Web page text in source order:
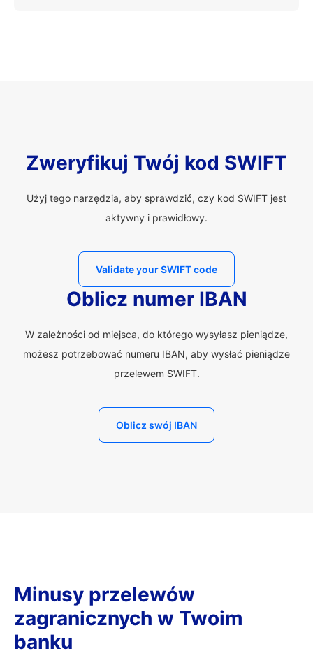
Zweryfikuj Twój kod SWIFT
Użyj tego narzędzia, aby sprawdzić, czy kod SWIFT jest
aktywny i prawidłowy.
Validate your SWIFT code
Oblicz numer IBAN
W zależności od miejsca, do którego wysyłasz pieniądze,
możesz potrzebować numeru IBAN, aby wysłać pieniądze
przelewem SWIFT.
Oblicz swój IBAN
Minusy przelewów
zagranicznych w Twoim
banku